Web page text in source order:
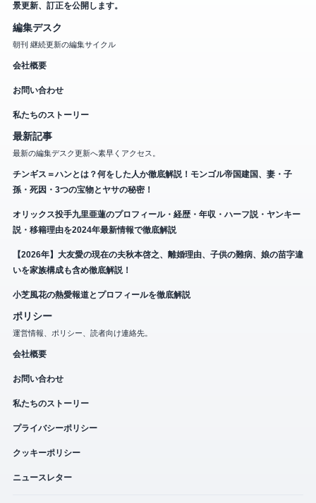
景更新、訂正を公開します。
編集デスク
朝刊 継続更新の編集サイクル
会社概要
お問い合わせ
私たちのストーリー
最新記事
最新の編集デスク更新へ素早くアクセス。
チンギス＝ハンとは？何をした人か徹底解説！モンゴル帝国建国、妻・子
孫・死因・3つの宝物とヤサの秘密！
オリックス投手九里亜蓮のプロフィール・経歴・年収・ハーフ説・ヤンキー
説・移籍理由を2024年最新情報で徹底解説
【2026年】大友愛の現在の夫秋本啓之、離婚理由、子供の難病、娘の苗字違
いを家族構成も含め徹底解説！
小芝風花の熱愛報道とプロフィールを徹底解説
ポリシー
運営情報、ポリシー、読者向け連絡先。
会社概要
お問い合わせ
私たちのストーリー
プライバシーポリシー
クッキーポリシー
ニュースレター